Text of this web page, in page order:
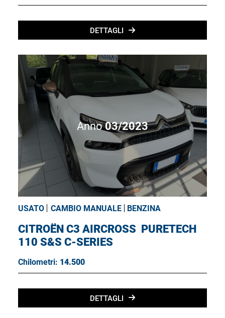
DETTAGLI
Anno03/2023
USATO CAMBIO MANUALE BENZINA
CITROËN C3 AIRCROSS PURETECH
110 S&S C-SERIES
Chilometri: 14.500
DETTAGLI